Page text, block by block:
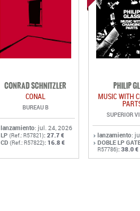
CONRAD SCHNITZLER
CONAL
BUREAU B
lanzamiento: jul. 24, 2026
LP (Ref.: R57821): 27.7 €
CD (Ref.: R57822): 16.8 €
PHILIP
MUSIC WITH
SUPERIOR
lanzamiento:
DOBLE LP
R57786): 38.0 €